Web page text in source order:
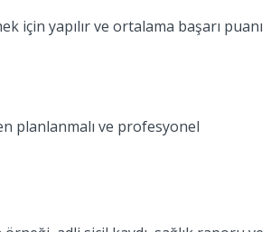
için yapılır ve ortalama başarı puanı
planlanmalı ve profesyonel